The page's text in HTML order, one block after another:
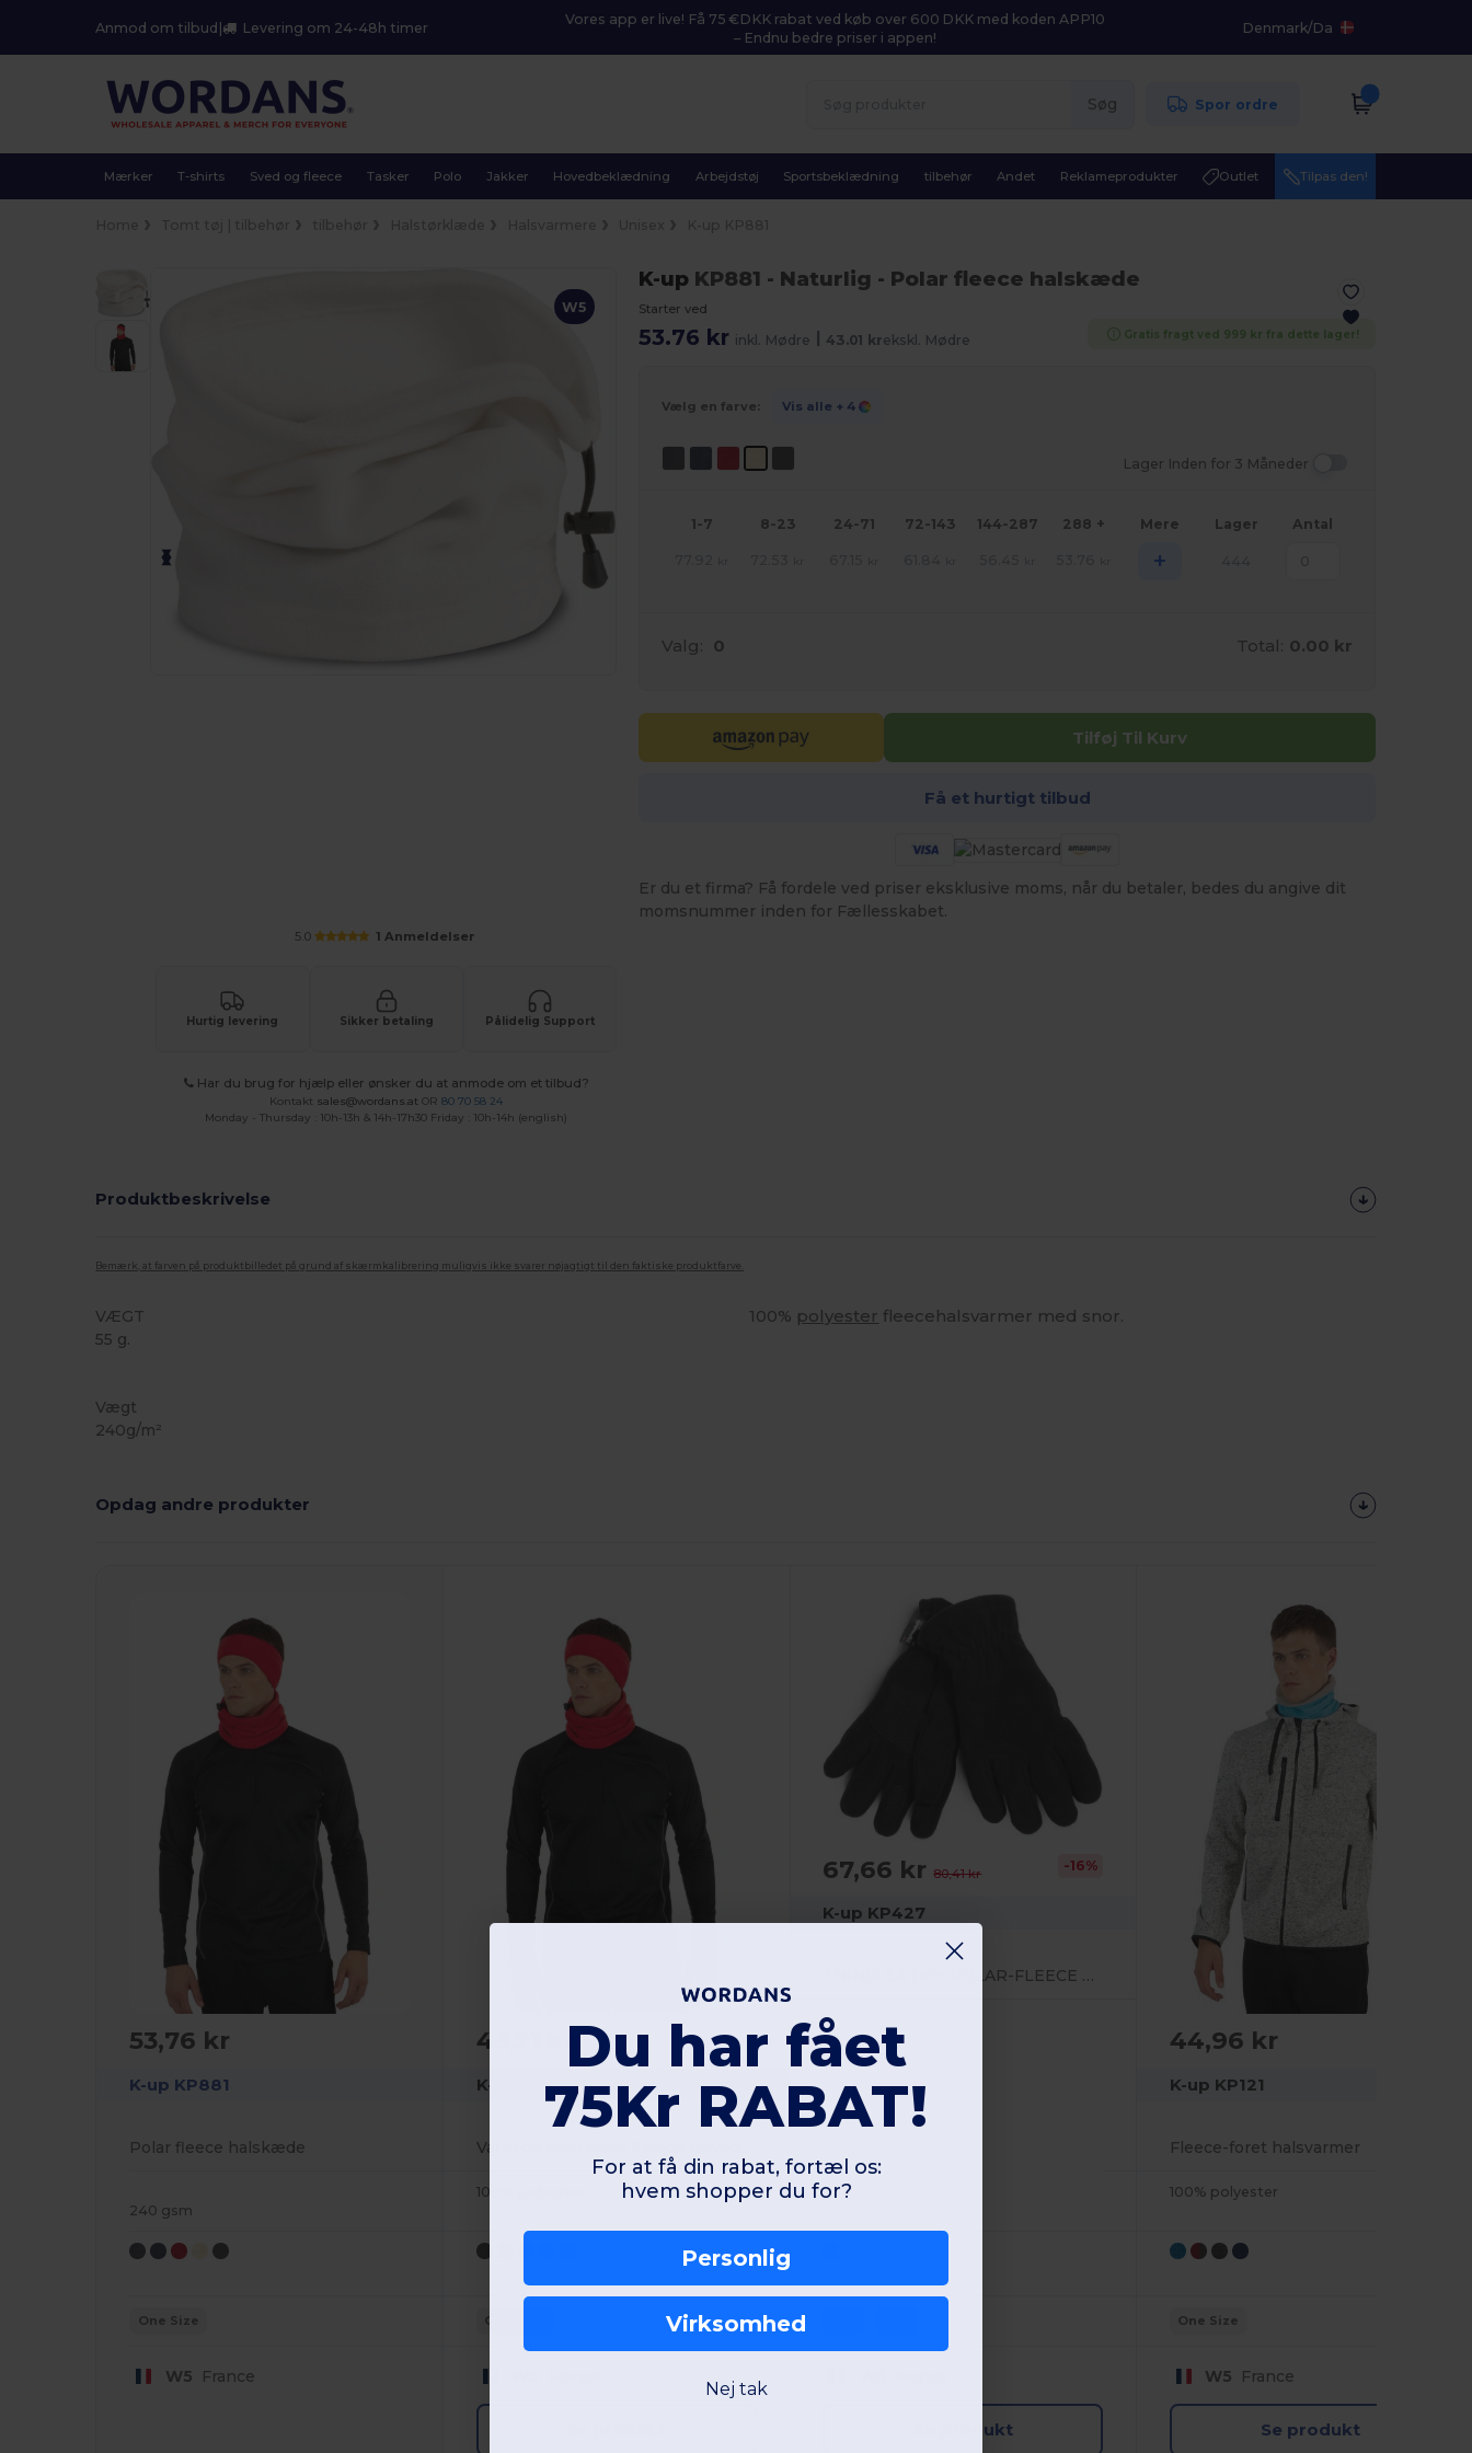
Anmod om tilbud | Levering om 24-48h timer
Vores app er live! Få 75 €DKK rabat ved køb over 600 DKK med koden APP10
– Endnu bedre priser i appen!
Denmark/Da
Søg Spor ordre
Mærker T-shirts Sved og fleece Tasker Polo Jakker Hovedbeklædning Arbejdstøj Sportsbeklædning tilbehør Andet Reklameprodukter Outlet Tilpas den!
W5
5.0 1 Anmeldelser
Hurtig levering Sikker betaling Pålidelig Support
Har du brug for hjælp eller ønsker du at anmode om et tilbud?
Kontakt sales@wordans.at OR80 70 58 24
Monday - Thursday : 10h-13h & 14h-17h30 Friday : 10h-14h (english)
K-upKP881 - Naturlig - Polar fleece halskæde
Starter ved
53.76 kr inkl. Mødre | 43.01 krekskl. Mødre Gratis fragt ved 999 kr fra dette lager!
Vælg en farve: Vis alle + 4
Lager Inden for 3 Måneder
1-7 8-23 24-71 72-143 144-287 288 + Mere Lager Antal
+
Valg: 0 Total: 0.00 kr
Tilføj Til Kurv
Få et hurtigt tilbud
Er du et firma? Få fordele ved priser eksklusive moms, når du betaler, bedes du angive dit
momsnummer inden for Fællesskabet.
Produktbeskrivelse
Bemærk, at farven på produktbilledet på grund af skærmkalibrering muligvis ikke svarer nøjagtigt til den faktiske produktfarve.
VÆGT
55 g.
Vægt
240g/m²
100% polyester fleecehalsvarmer med snor.
Opdag andre produkter
53,76 kr
K-up KP881
Polar fleece halskæde
240 gsm
One Size
W5 France
43,21 kr
K-up KP880
100% polyester
One Size
67,66 kr80,41 kr -16%
K-up KP427
THINSULATE™ POLAR-FLEECE HANDSKER
Se produkt
44,96 kr
K-up KP121
Fleece-foret halsvarmer
100% polyester
One Size
W5 France
Se produkt
Du har fået
75Kr RABAT!
For at få din rabat, fortæl os:
hvem shopper du for?
Personlig
Virksomhed
Nej tak